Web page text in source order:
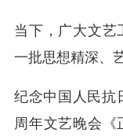
当下，广大文艺
一批思想精深、
纪念中国人民抗
周年文艺晚会《